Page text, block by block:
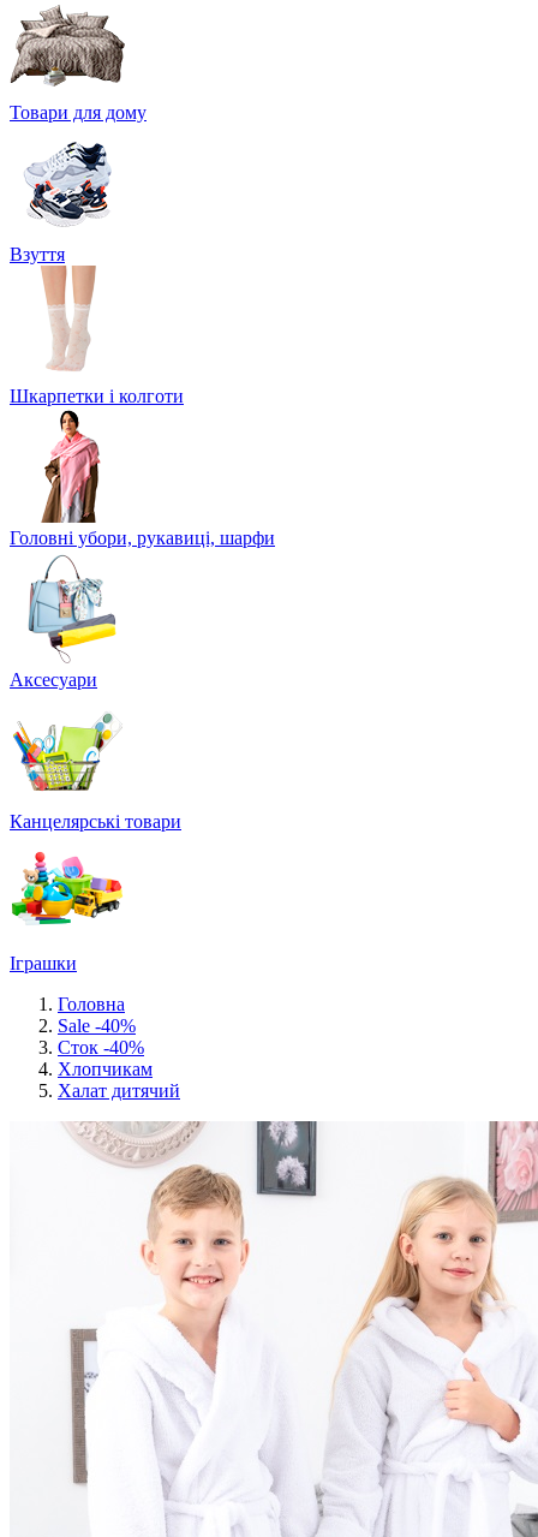
Товари для дому
Взуття
Шкарпетки і колготи
Головні убори, рукавиці, шарфи
Аксесуари
Канцелярські товари
Іграшки
Головна
Sale -40%
Сток -40%
Хлопчикам
Халат дитячий